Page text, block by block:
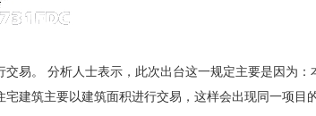
易。 分析人士表示，此次出台这一规定主要是因为：
建筑主要以建筑面积进行交易，这样会出现同一项目